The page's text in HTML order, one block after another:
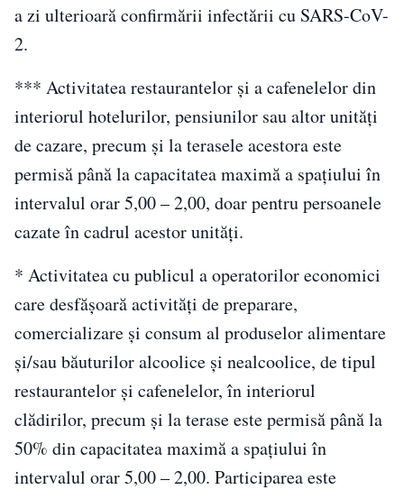
a zi ulterioară confirmării infectării cu SARS-CoV-
2.
*** Activitatea restaurantelor şi a cafenelelor din
interiorul hotelurilor, pensiunilor sau altor unităţi
de cazare, precum şi la terasele acestora este
permisă până la capacitatea maximă a spaţiului în
intervalul orar 5,00 – 2,00, doar pentru persoanele
cazate în cadrul acestor unităţi.
* Activitatea cu publicul a operatorilor economici
care desfăşoară activităţi de preparare,
comercializare şi consum al produselor alimentare
şi/sau băuturilor alcoolice şi nealcoolice, de tipul
restaurantelor şi cafenelelor, în interiorul
clădirilor, precum şi la terase este permisă până la
50% din capacitatea maximă a spaţiului în
intervalul orar 5,00 – 2,00. Participarea este